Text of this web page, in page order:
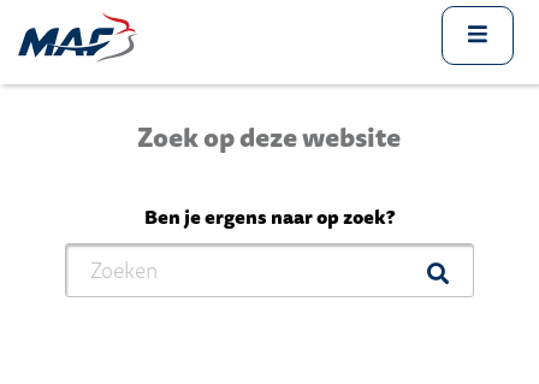
Zoek op deze website
Ben je ergens naar op zoek?